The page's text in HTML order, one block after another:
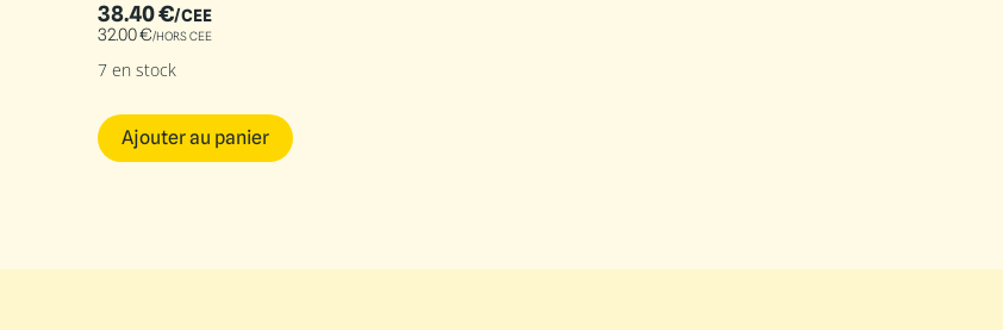
38.40€/CEE
32.00€/HORS CEE
7 en stock
Ajouter au panier